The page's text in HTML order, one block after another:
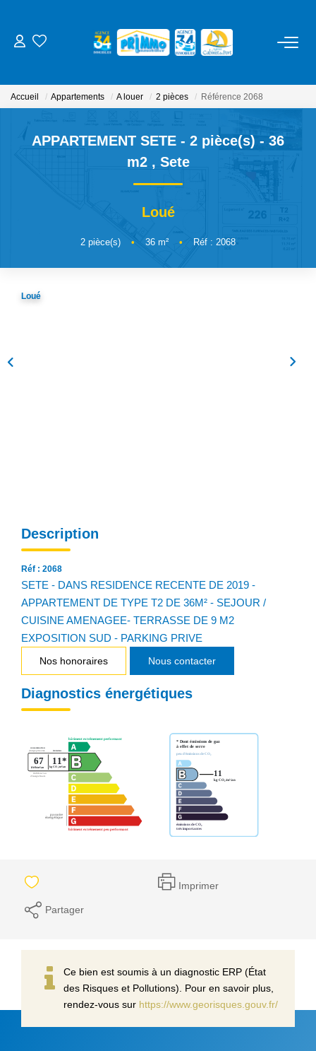
ESTIMER
Accueil Appartements A louer 2 pièces Référence 2068
APPARTEMENT SETE - 2 pièce(s) - 36
m2 , Sete
Loué
2 pièce(s) • 36 m² • Réf : 2068
Loué
Description
Réf : 2068
SETE - DANS RESIDENCE RECENTE DE 2019 -
APPARTEMENT DE TYPE T2 DE 36M² - SEJOUR /
CUISINE AMENAGEE- TERRASSE DE 9 M2
EXPOSITION SUD - PARKING PRIVE
Nos honoraires Nous contacter
Diagnostics énergétiques
Imprimer
Partager
Ce bien est soumis à un diagnostic ERP (État
des Risques et Pollutions). Pour en savoir plus,
rendez-vous sur https://www.georisques.gouv.fr/